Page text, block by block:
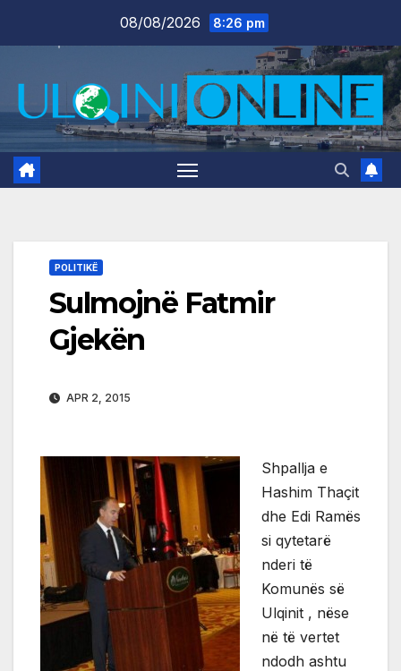
08/08/2026 8:26 pm
POLITIKË
Sulmojnë Fatmir
Gjekën
APR 2, 2015
Shpallja e
Hashim Thaçit
dhe Edi Ramës
si qytetarë
nderi të
Komunës së
Ulqinit , nëse
në të vertet
ndodh ashtu